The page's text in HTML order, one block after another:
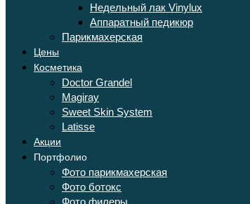
Недельный лак Vinylux
Аппаратный педикюр
Парикмахерская
Цены
Косметика
Doctor Grandel
Magiray
Sweet Skin System
Latisse
Акции
Портфолио
Фото парикмахерская
Фото ботокс
Фото филеры